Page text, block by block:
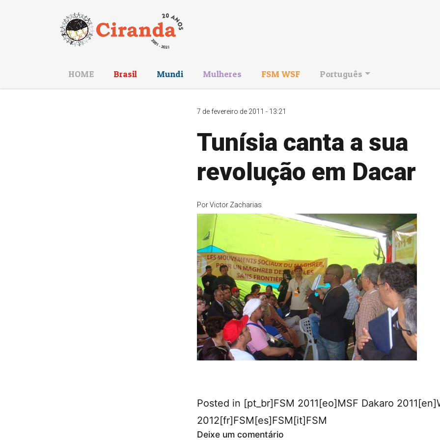
HOME Brasil Mundi Mulheres FSM WSF Português
7 de fevereiro de 2011 - 13:21
Tunísia canta a sua
revolução em Dacar
PorVictor Zacharias
Posted in [pt_br]FSM 2011[eo]MSF Dakaro
2012[fr]FSM[es]FSM[it]FSM
Deixe um comentário